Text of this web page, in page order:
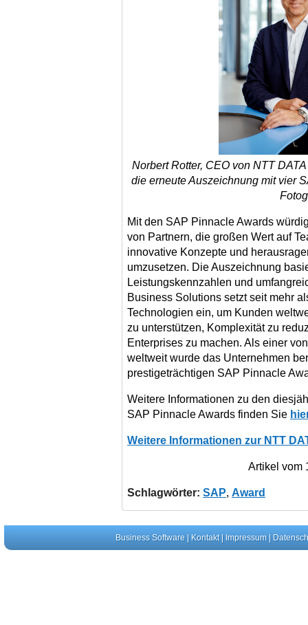
Norbert Rotter, CEO von NTT
die erneute Auszeichnung mit vier
Mit den SAP Pinnacle Awards
von Partnern, die großen Wert auf
innovative Konzepte und
umzusetzen. Die Auszeichnung
Leistungskennzahlen und
Business Solutions setzt seit mehr
Technologien ein, um Kunden
zu unterstützen, Komplexität zu
Enterprises zu machen. Als einer
weltweit wurde das Unternehmen
prestigeträchtigen SAP Pinnacle
Weitere Informationen zu den
SAP Pinnacle Awards finden Sie
Weitere Informationen zur NTT
Artikel vom
Schlagwörter: SAP, Award
Business Software| Kontakt| Impressum|